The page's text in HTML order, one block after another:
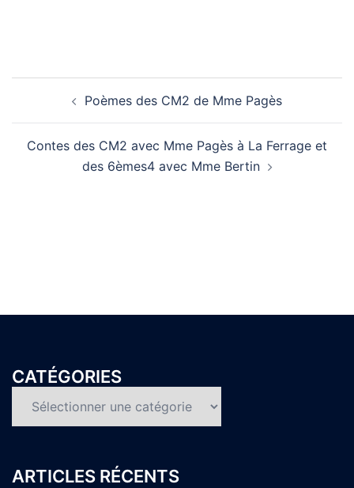
d’article Poèmes des CM2 de Mme Pagès
Contes des CM2 avec Mme Pagès à La Ferrage et
des 6èmes4 avec Mme Bertin
CATÉGORIES
ARTICLES RÉCENTS